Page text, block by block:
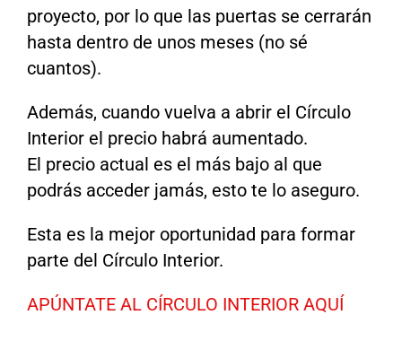
proyecto, por lo que las puertas se cerrarán
hasta dentro de unos meses (no sé
cuantos).
Además, cuando vuelva a abrir el Círculo
Interior el precio habrá aumentado.
El precio actual es el más bajo al que
podrás acceder jamás, esto te lo aseguro.
Esta es la mejor oportunidad para formar
parte del Círculo Interior.
APÚNTATE AL CÍRCULO INTERIOR AQUÍ